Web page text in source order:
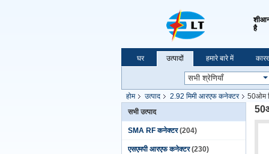
है
घर उत्पादों हमारे बारे में
होम उत्पाद 2.92 मिमी आरएफ कनेक्टर
50ओम
सभी उत्पाद
SMA RF कनेक्टर (204)
एसएमपी आरएफ कनेक्टर (230)